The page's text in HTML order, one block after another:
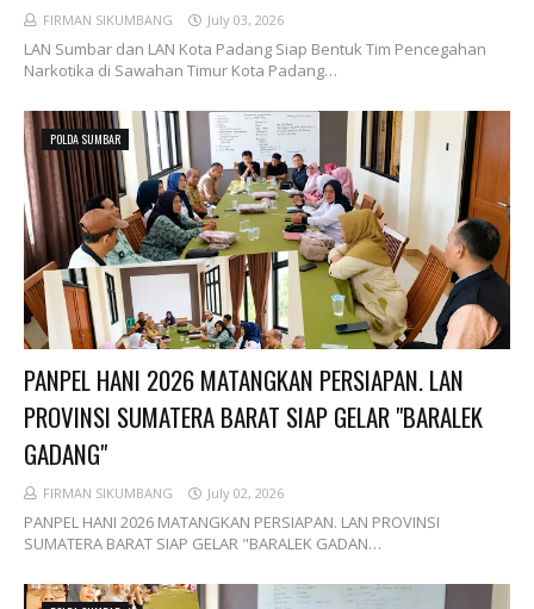
FIRMAN SIKUMBANG July 03, 2026
LAN Sumbar dan LAN Kota Padang Siap Bentuk Tim Pencegahan
Narkotika di Sawahan Timur Kota Padang…
POLDA SUMBAR
PANPEL HANI 2026 MATANGKAN PERSIAPAN. LAN
PROVINSI SUMATERA BARAT SIAP GELAR "BARALEK
GADANG"
FIRMAN SIKUMBANG July 02, 2026
PANPEL HANI 2026 MATANGKAN PERSIAPAN. LAN PROVINSI
SUMATERA BARAT SIAP GELAR "BARALEK GADAN…